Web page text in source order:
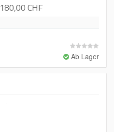
180,00 CHF
Ab Lager